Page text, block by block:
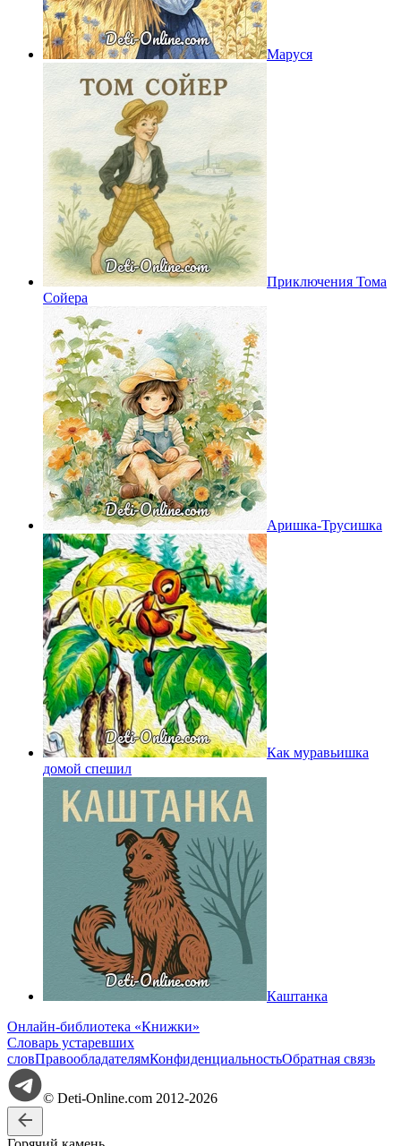
Маруся
Приключения Тома
Сойера
Аришка-Трусишка
Как муравьишка
домой спешил
Каштанка
Онлайн-библиотека «Книжки»
Словарь устаревших
словПравообладателямКонфиденциальностьОбратная связь
© Deti-Online.com 2012-2026